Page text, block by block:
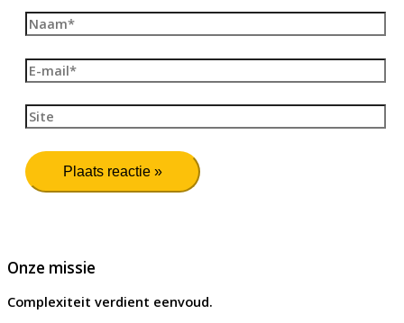
Naam*
E-
mail*
Site
Onze missie
Complexiteit verdient eenvoud.